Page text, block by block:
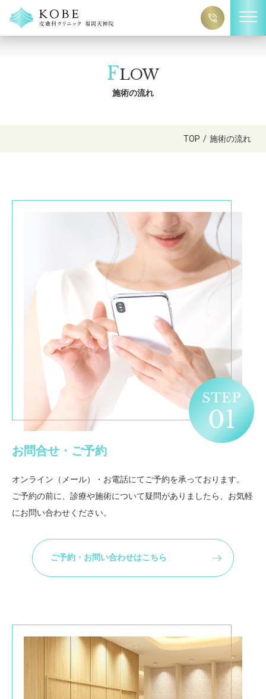
FLOW
施術の流れ
TOP / 施術の流れ
お問合せ・ご予約
オンライン（メール）・お電話にてご予約を承っております。
ご予約の前に、診療や施術について疑問がありましたら、お気軽
にお問い合わせください。
ご予約・お問い合わせはこちら